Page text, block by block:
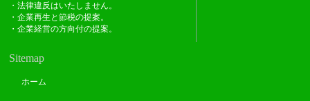
・法律違反はいたしません。
・企業再生と節税の提案。
・企業経営の方向付の提案。
Sitemap
ホーム